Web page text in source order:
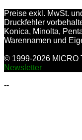
Preise exkl. MwSt.
Druckfehler
Konica, Minolta,
Warennamen und
© 1999-2026 MICRO
Newsletter
--